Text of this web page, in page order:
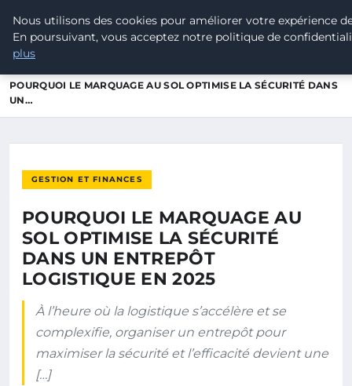
LEAD REVOLUTION
POURQUOI LE MARQUAGE AU SOL OPTIMISE LA SÉCURITÉ DANS
UN…
GESTION ET FINANCES
POURQUOI LE MARQUAGE AU
SOL OPTIMISE LA SÉCURITÉ
DANS UN ENTREPÔT
LOGISTIQUE EN 2025
À l’heure où la logistique s’accélère et se
complexifie, organiser un entrepôt pour
maximiser la sécurité et l’efficacité devient une
[…]
Nous utilisons des cookies pour améliorer votre expérience
En poursuivant, vous acceptez notre politique de
plus